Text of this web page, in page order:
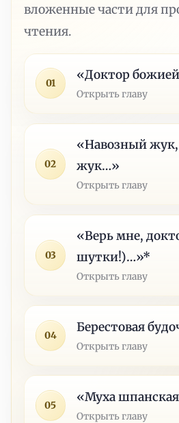
вложенные части для
чтения.
01
«Доктор
Открыть главу
02
«Навозный
жук…»
Открыть главу
03
«Верь мне,
шутки!)…»*
Открыть главу
04
Берестовая
Открыть главу
05
«Муха
Открыть главу